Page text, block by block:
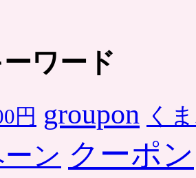
ワード
円 groupon く
ン クーポン